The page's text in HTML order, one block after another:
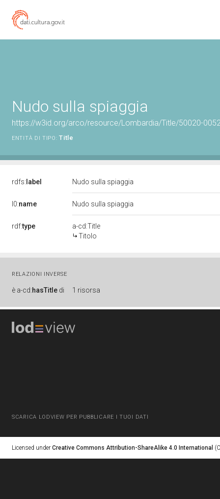
Nudo sulla spiaggia
https://w3id.org/arco/resource/Lombardia/Title/50020-
ENTITÀ DI TIPO: Title
rdfs: label Nudo sulla spiaggia
l0:name Nudo sulla spiaggia
rdf:type
a-cd:Title
Titolo
RELAZIONI INVERSE
è a-cd:hasTitle di 1 risorsa
SCARICA LODVIEW PER PUBBLICARE I TUOI DATI
Licensed under Creative Commons Attribution-ShareAlike 4.0 International